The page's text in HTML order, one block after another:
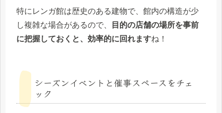
特にレンガ館は歴史のある建物で、館内の構造が少
し複雑な場合があるので、
目的の店舗の場所を事前
に把握しておくと、効率的に回れますね！
シーズンイベントと催事スペースをチェ
ック